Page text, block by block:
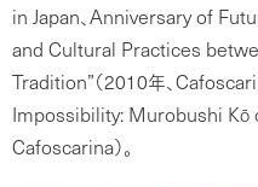
in Japan、Anniversary of
and Cultural Practices
Tradition”（2010年、
Impossibility: Murobushi Kō
Cafoscarina）。